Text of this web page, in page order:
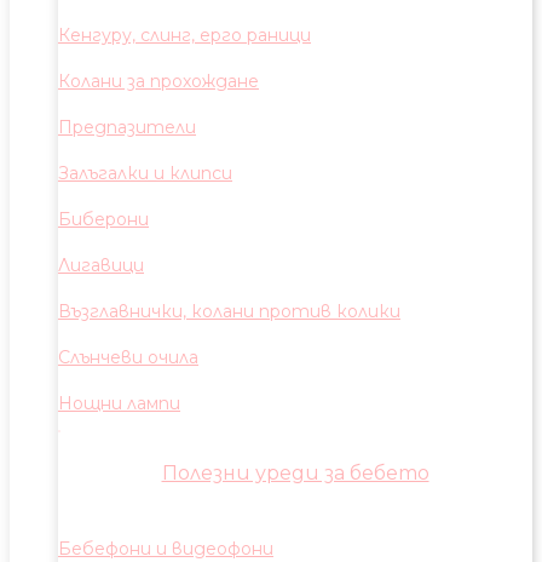
Кенгуру, слинг, ерго раници
Колани за прохождане
Предпазители
Залъгалки и клипси
Биберони
Лигавици
Възглавнички, колани против колики
Слънчеви очила
Нощни лампи
Полезни уреди за бебето
Бебефони и видеофони